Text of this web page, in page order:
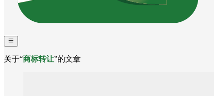
关于“商标转让”的文章